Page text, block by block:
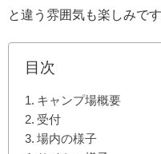
と違う雰囲気も楽しみです
目次
キャンプ場概要
受付
場内の様子